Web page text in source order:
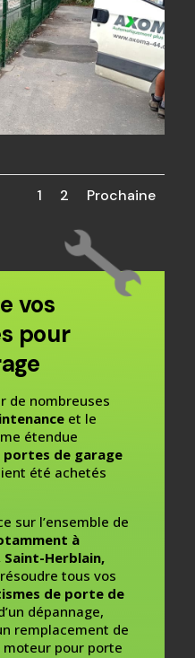
1 2 Prochaine
vos
pour
de nombreuses
et le
étendue
portes de garage
été achetés
sur l’ensemble de
à
Herblain,
tous vos
de porte de
dépannage,
remplacement de
pour porte